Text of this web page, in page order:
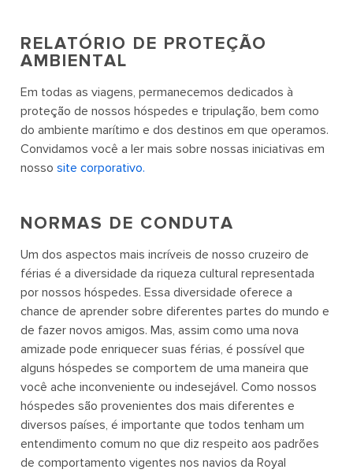
RELATÓRIO DE PROTEÇÃO
AMBIENTAL
Em todas as viagens, permanecemos dedicados à
proteção de nossos hóspedes e tripulação, bem como
do ambiente marítimo e dos destinos em que operamos.
Convidamos você a ler mais sobre nossas iniciativas em
nosso site corporativo.
NORMAS DE CONDUTA
Um dos aspectos mais incríveis de nosso cruzeiro de
férias é a diversidade da riqueza cultural representada
por nossos hóspedes. Essa diversidade oferece a
chance de aprender sobre diferentes partes do mundo e
de fazer novos amigos. Mas, assim como uma nova
amizade pode enriquecer suas férias, é possível que
alguns hóspedes se comportem de uma maneira que
você ache inconveniente ou indesejável. Como nossos
hóspedes são provenientes dos mais diferentes e
diversos países, é importante que todos tenham um
entendimento comum no que diz respeito aos padrões
de comportamento vigentes nos navios da Royal